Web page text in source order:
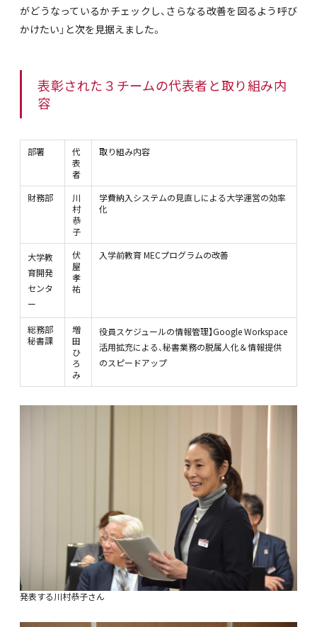
がどうなっているかチェックし、さらなる改善を図るよう呼び
かけたい」と次を見据えました。
表彰された３チームの代表者と取り組み内
容
部署
代
表
者
取り組み内容
財務部
川
村
恭
子
学費納入システムの見直しによる大学運営の効率
化
大学教
育開発
センタ
ー
伏
屋
孝
祐
入学前教育 MECプログラムの改善
総務部
秘書課
増
田
ひ
ろ
み
役員スケジュールの情報管理】Google Workspace
活用拡充による、秘書業務の脱属人化＆情報提供
のスピードアップ
発表する川村恭子さん